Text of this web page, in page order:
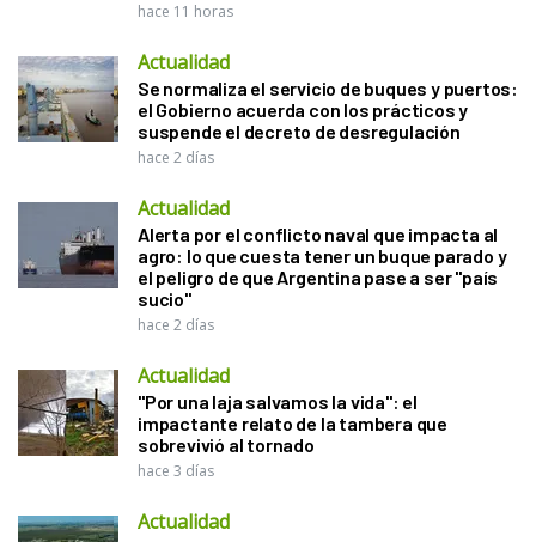
hace 11 horas
Actualidad
Se normaliza el servicio de buques y puertos:
el Gobierno acuerda con los prácticos y
suspende el decreto de desregulación
hace 2 días
Actualidad
Alerta por el conflicto naval que impacta al
agro: lo que cuesta tener un buque parado y
el peligro de que Argentina pase a ser "país
sucio"
hace 2 días
Actualidad
"Por una laja salvamos la vida": el
impactante relato de la tambera que
sobrevivió al tornado
hace 3 días
Actualidad